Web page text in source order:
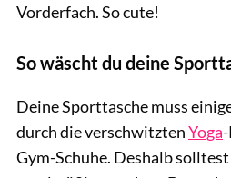
Vorderfach. So cute!
So wäscht du deine
Deine Sporttasche muss
durch die verschwitztenYoga
Gym-Schuhe. Deshalb solltest